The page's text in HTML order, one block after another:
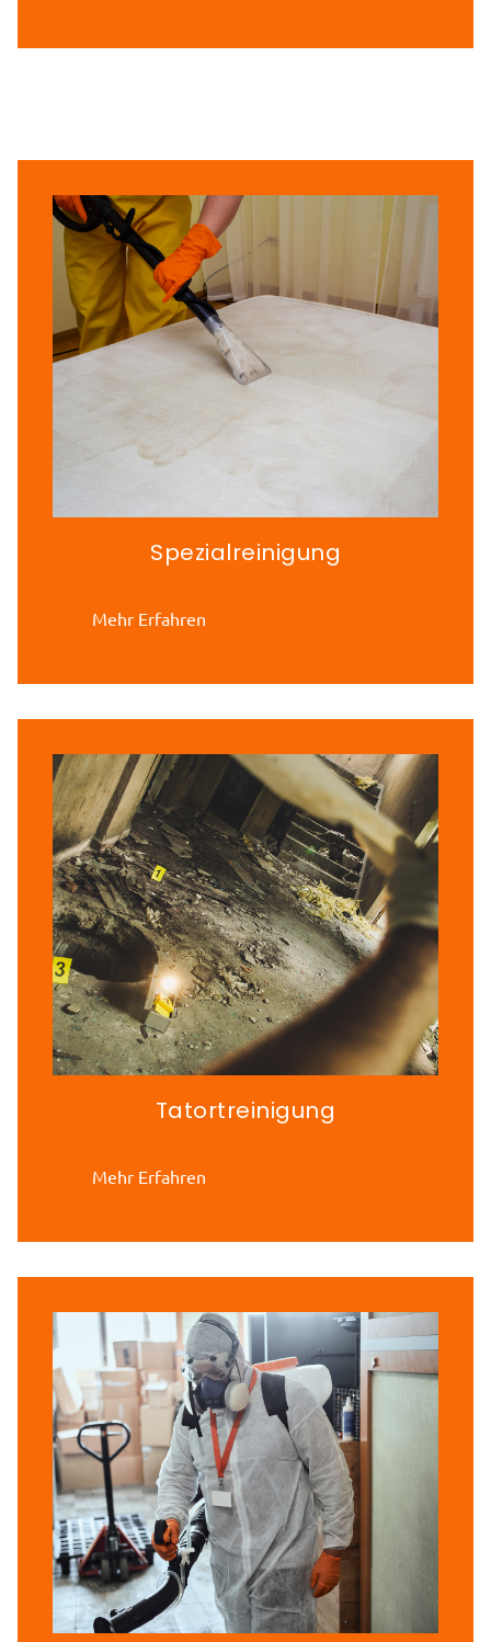
Spezialreinigung
Mehr Erfahren
Tatortreinigung
Mehr Erfahren